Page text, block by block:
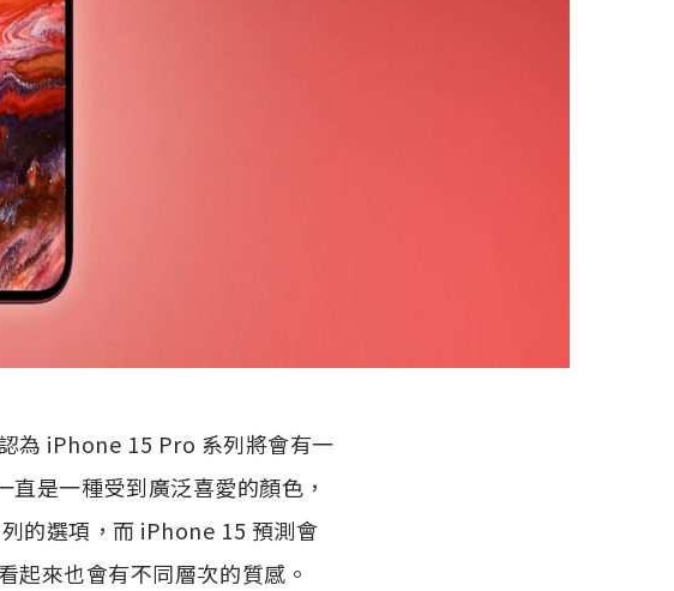
為 iPhone 15 Pro 系列將會有一
是一種受到廣泛喜愛的顏色，
的選項，而 iPhone 15 預測會
起來也會有不同層次的質感。